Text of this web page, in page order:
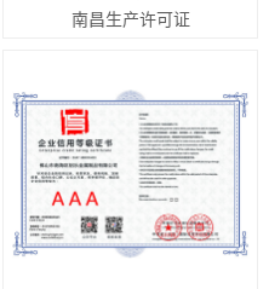
南昌生产许可证